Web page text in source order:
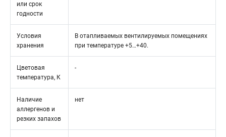
или срок
годности
Условия
хранения
В отапливаемых вентилируемых помещениях
при температуре +5…+40.
Цветовая
температура, К
-
Наличие
аллергенов и
резких запахов
нет